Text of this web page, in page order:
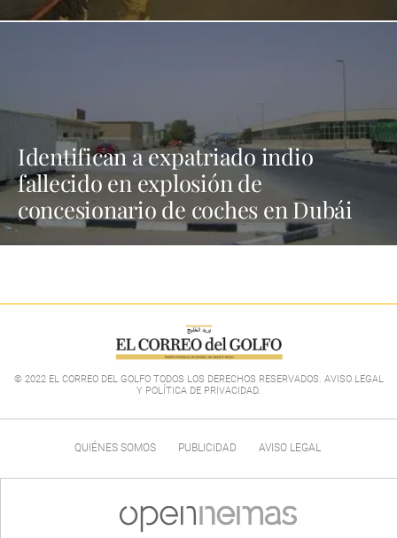
Identifican a expatriado indio
fallecido en explosión de
concesionario de coches en Dubái
© 2022 EL CORREO DEL GOLFO TODOS LOS DERECHOS RESERVADOS. AVISO LEGAL
Y POLÍTICA DE PRIVACIDAD.
QUIÉNES SOMOS PUBLICIDAD AVISO LEGAL